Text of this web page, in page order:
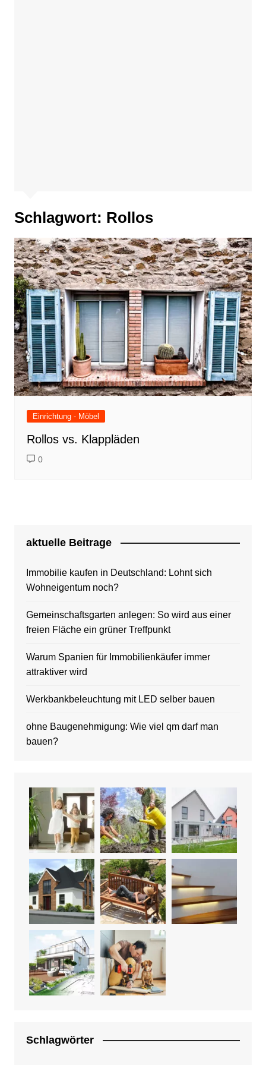
Schlagwort: Rollos
Einrichtung - Möbel
Rollos vs. Klappläden
0
aktuelle Beitrage
Immobilie kaufen in Deutschland: Lohnt sich
Wohneigentum noch?
Gemeinschaftsgarten anlegen: So wird aus einer
freien Fläche ein grüner Treffpunkt
Warum Spanien für Immobilienkäufer immer
attraktiver wird
Werkbankbeleuchtung mit LED selber bauen
ohne Baugenehmigung: Wie viel qm darf man
bauen?
Schlagwörter